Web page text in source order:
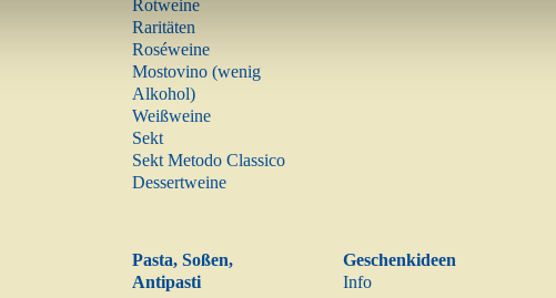
Rotweine
Raritäten
Roséweine
Mostovino (wenig
Alkohol)
Weißweine
Sekt
Sekt Metodo Classico
Dessertweine
Pasta, Soßen,
Antipasti
Geschenkideen
Info